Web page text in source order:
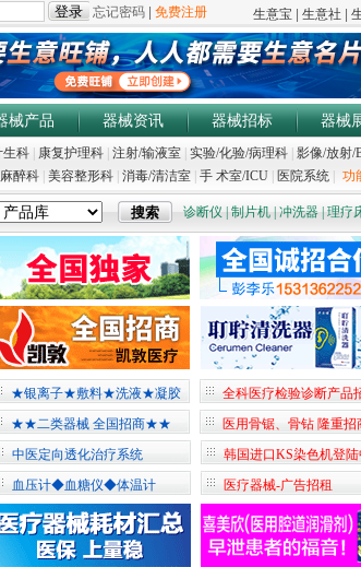
械产品 器械资讯 器械招标 器械
生科 康复护理科 注射/输液室 实验/化验/病理科 影像/放射/
麻醉科 美容整形科 消毒/清洁室 手 术室/ICU 医院系统 功
诊断仪 制片机 冲洗器 理疗
★银离子★敷料★洗液★凝胶 全科医疗检验诊断产品
★★二类器械 全国招商★★ 医用骨锯、骨钻 隆重招
中医定向透化治疗系统 韩国进口KS染色机登陆
血压计◆血糖仪◆体温计 医疗器械-广告招租